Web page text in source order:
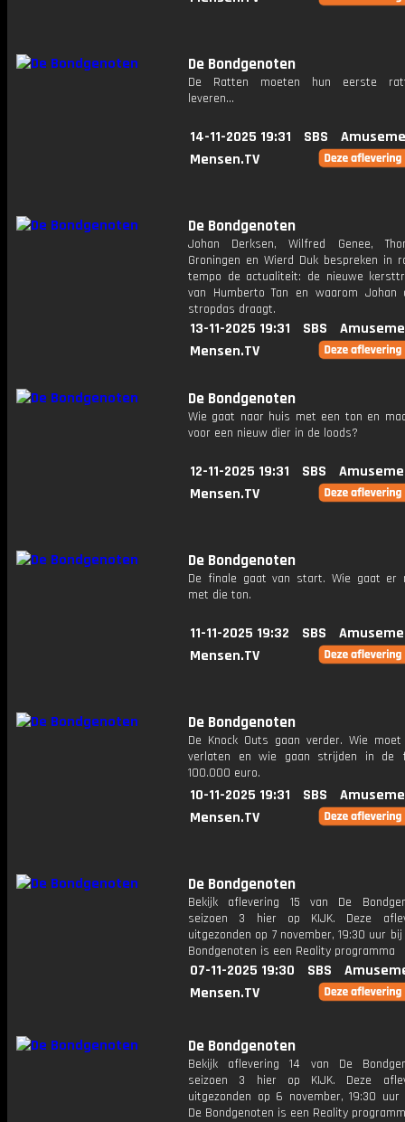
De Bondgenoten
De Ratten moeten hun eerste
leveren...
14-11-2025 19:31 SBS
Mensen.TV
De Bondgenoten
Johan Derksen, Wilfred Genee,
Groningen en Wierd Duk bespreken in
tempo de actualiteit: de nieuwe
van Humberto Tan en waarom Johan
stropdas draagt.
13-11-2025 19:31 SBS
Mensen.TV
De Bondgenoten
Wie gaat naar huis met een ton en
voor een nieuw dier in de loods?
12-11-2025 19:31 SBS
Mensen.TV
De Bondgenoten
De finale gaat van start. Wie gaat er
met die ton.
11-11-2025 19:32 SBS
Mensen.TV
De Bondgenoten
De Knock Outs gaan verder. Wie
verlaten en wie gaan strijden in de
100.000 euro.
10-11-2025 19:31 SBS
Mensen.TV
De Bondgenoten
Bekijk aflevering 15 van De
seizoen 3 hier op KIJK. Deze
uitgezonden op 7 november, 19:30 uur bij
Bondgenoten is een Reality programma
07-11-2025 19:30 SBS
Mensen.TV
De Bondgenoten
Bekijk aflevering 14 van De
seizoen 3 hier op KIJK. Deze
uitgezonden op 6 november, 19:30 uur
De Bondgenoten is een Reality